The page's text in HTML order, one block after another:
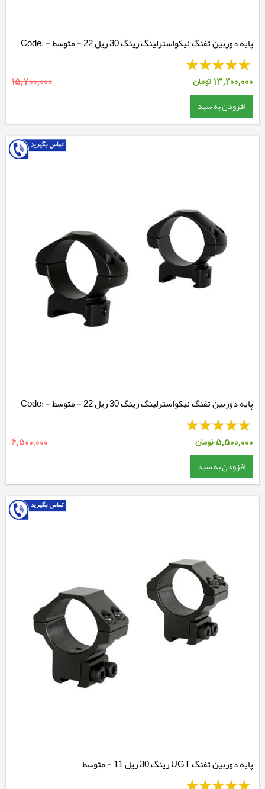
پایه دوربین تفنگ نیکواسترلینگ رینگ 30 ریل 22 - متوسط - Code:
NSMQR30WM
13,200,000 تومان 15,700,000
افزودن به سبد
پایه دوربین تفنگ نیکواسترلینگ رینگ 30 ریل 22 - متوسط - Code:
NSM30WM
5,500,000 تومان 6,500,000
افزودن به سبد
پایه دوربین تفنگ UGT رینگ 30 ریل 11 - متوسط